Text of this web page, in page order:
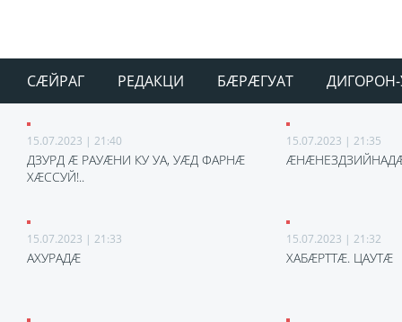
СÆЙРАГ РЕДАКЦИ БÆРÆГУАТ ДИГОРОН-
15.07.2023 | 21:40
ДЗУРД Æ РАУÆНИ КУ УА, УÆД ФАРНÆ
ХÆССУЙ!..
15.07.2023 | 21:35
15.07.2023 | 21:33
АХУРАДÆ
15.07.2023 | 21:32
ХАБÆРТТÆ. ЦАУТÆ